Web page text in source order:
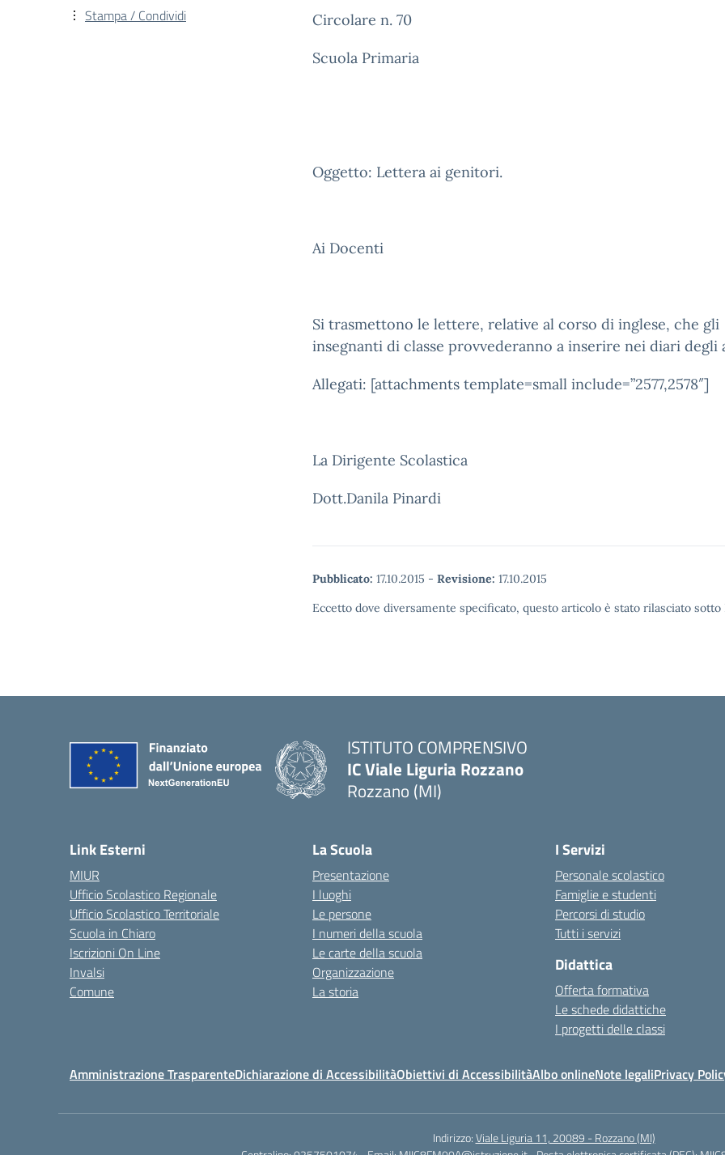
Circolare n. 70
Scuola Primaria
Oggetto: Lettera ai genitori.
Ai Docenti
Si trasmettono le lettere, relative al corso di inglese, che gli
insegnanti di classe provvederanno a inserire nei diari degli
Allegati: [attachments template=small include=”2577,2578″]
La Dirigente Scolastica
Dott.Danila Pinardi
Pubblicato: 17.10.2015 - Revisione: 17.10.2015
Eccetto dove diversamente specificato, questo articolo è stato rilasciato
Stampa / Condividi
ISTITUTO COMPRENSIVO
IC Viale Liguria Rozzano
Rozzano (MI)
Link Esterni
MIUR
Ufficio Scolastico Regionale
Ufficio Scolastico Territoriale
Scuola in Chiaro
Iscrizioni On Line
Invalsi
Comune
La Scuola
Presentazione
I luoghi
Le persone
I numeri della scuola
Le carte della scuola
Organizzazione
La storia
I Servizi
Personale scolastico
Famiglie e studenti
Percorsi di studio
Tutti i servizi
Didattica
Offerta formativa
Le schede didattiche
I progetti delle classi
Amministrazione TrasparenteDichiarazione di AccessibilitàObiettivi di AccessibilitàAlbo onlineNote legaliPrivacy
Indirizzo:Viale Liguria 11, 20089 - Rozzano (MI)